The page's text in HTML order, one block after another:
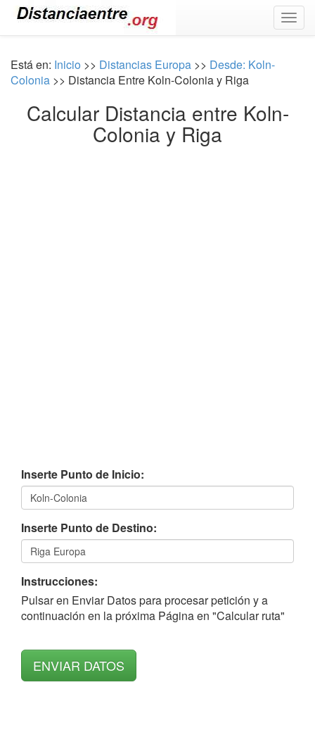
Está en: Inicio >> Distancias Europa >> Desde: Koln-
Colonia >> Distancia Entre Koln-Colonia y Riga
Calcular Distancia entre Koln-
Colonia y Riga
Inserte Punto de Inicio:
Inserte Punto de Destino:
Instrucciones:
Pulsar en Enviar Datos para procesar petición y a
continuación en la próxima Página en "Calcular ruta"